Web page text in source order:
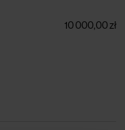
10 000,00 zł